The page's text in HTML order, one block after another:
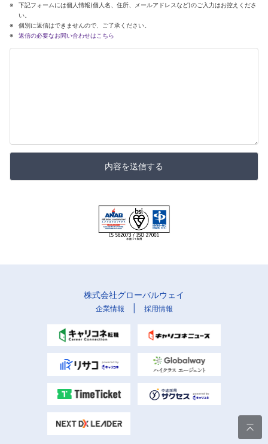
下記フォームには個人情報(個人名、住所、メールアドレスなど)のご入力はお控えくださ
い。
個別に返信はできませんので、ご了承ください。
返信の必要なお問い合わせはこちら
内容を送信する
株式会社グローバルウェイ
企業情報 採用情報
